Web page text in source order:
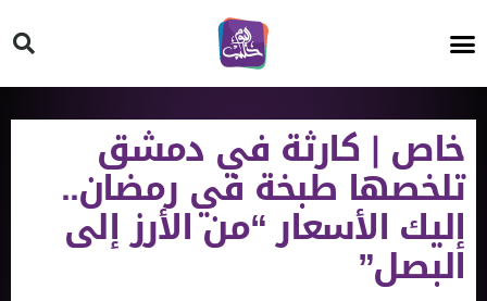
خاص | كارثة في دمشق
تلخصها طبخة في رمضان..
إليك الأسعار “من الأرز إلى
البصل”